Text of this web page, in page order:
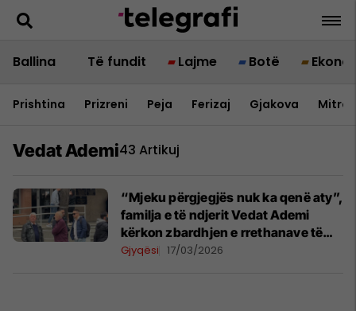
Ballina Të fundit Lajme Botë
Prishtina Prizreni Peja Ferizaj Gjakova
Vedat Ademi43 Artikuj
“Mjeku përgjegjës nuk ka qenë aty”,
familja e të ndjerit Vedat Ademi
kërkon zbardhjen e rrethanave të
vdekjes
Gjyqësi 17/03/2026